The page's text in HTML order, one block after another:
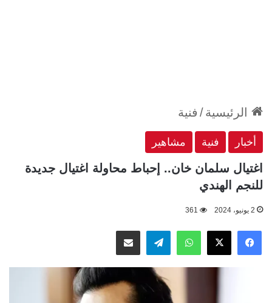
الرئيسية/ فنية
أخبار فنية مشاهير
اغتيال سلمان خان.. إحباط محاولة اغتيال جديدة
للنجم الهندي
2 يونيو، 2024 361
فيسبوك
‫X واتسابتيلقراممشاركة عبر البريد